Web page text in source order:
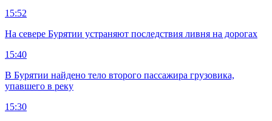
15:52
На севере Бурятии устраняют последствия ливня на дорогах
15:40
В Бурятии найдено тело второго пассажира грузовика,
упавшего в реку
15:30